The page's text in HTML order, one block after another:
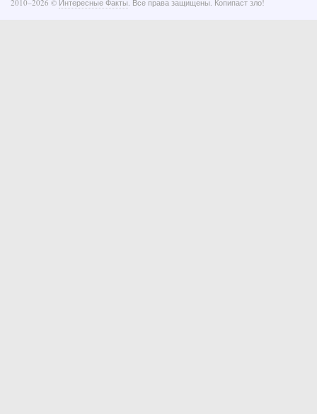
2010–2026 © Интересные Факты. Все права защищены. Копипаст зло!